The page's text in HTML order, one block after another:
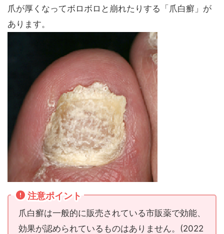
爪が厚くなってボロボロと崩れたりする「爪白癬」が
あります。
注意ポイント
爪白癬は一般的に販売されている市販薬で効能、
効果が認められているものはありません。(2022